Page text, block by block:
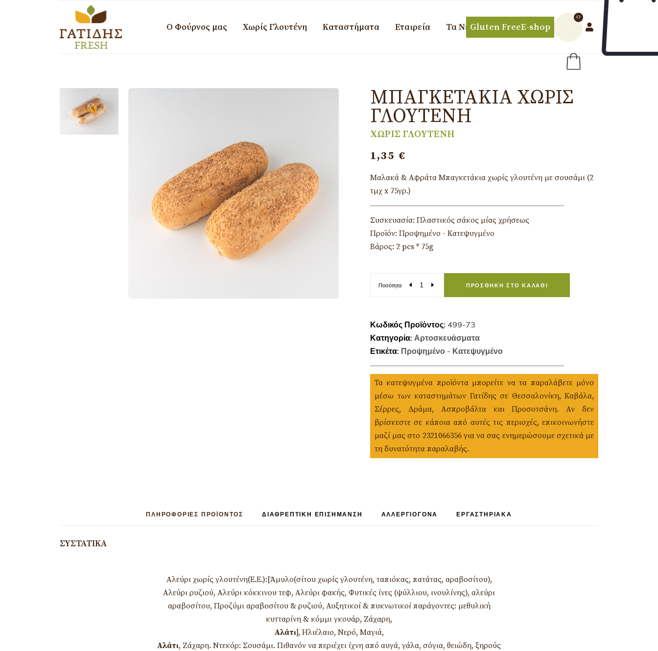
Ο Φούρνος μας Χωρίς Γλουτένη Καταστήματα Εταιρεία Τα Νέα μαςGluten FreeE-shop
0
ΜΠΑΓΚΕΤΆΚΙΑ ΧΩΡΊΣ
ΓΛΟΥΤΈΝΗ
ΧΩΡΙΣ ΓΛΟΥΤΕΝΗ
1,35 €
Μαλακά & Αφράτα Μπαγκετάκια χωρίς γλουτένη με σουσάμι (2
τμχ x 75γρ.)
Συσκευασία: Πλαστικός σάκος μίας χρήσεως
Προϊόν: Προψημένο - Κατεψυγμένο
Βάρος: 2 pcs * 75g
Ποσότητα ΠΡΟΣΘΉΚΗ ΣΤΟ ΚΑΛΆΘΙ
Κωδικός Προϊόντος: 499-73
Κατηγορία: Αρτοσκευάσματα
Ετικέτα: Προψημένο - Κατεψυγμένο
Τα κατεψυγμένα προϊόντα μπορείτε να τα παραλάβετε μόνο
μέσω των καταστημάτων Γατίδης σε Θεσσαλονίκη, Καβάλα,
Σέρρες, Δράμα, Ασπροβάλτα και Προσοτσάνη. Αν δεν
βρίσκεστε σε κάποια από αυτές τις περιοχές, επικοινωνήστε
μαζί μας στο 2321066356 για να σας ενημερώσουμε σχετικά με
τη δυνατότητα παραλαβής.
ΠΛΗΡΟΦΟΡΊΕΣ ΠΡΟΪΟΝΤΟΣ ΔΙΑΘΡΕΠΤΙΚΉ ΕΠΙΣΉΜΑΝΣΗ ΑΛΛΕΡΓΙΟΓΌΝΑ ΕΡΓΑΣΤΗΡΙΑΚΆ
ΣΥΣΤΑΤΙΚΆ
Αλεύρι χωρίς γλουτένη(Ε.Ε.):[Άμυλο(σίτου χωρίς γλουτένη, ταπιόκας, πατάτας, αραβοσίτου),
Αλεύρι ρυζιού, Αλεύρι κόκκινου τεφ, Αλεύρι φακής, Φυτικές ίνες (ψύλλιου, ινουλίνης), αλεύρι
αραβοσίτου, Προζύμι αραβοσίτου & ρυζιού, Αυξητικοί & πυκνωτικοί παράγοντες: μεθυλική
κυτταρίνη & κόμμι γκουάρ, Ζάχαρη,
Αλάτι], Ηλιέλαιο, Νερό, Μαγιά,
Αλάτι, Ζάχαρη. Ντεκόρ: Σουσάμι. Πιθανόν να περιέχει ίχνη από αυγά, γάλα, σόγια, θειώδη, ξηρούς